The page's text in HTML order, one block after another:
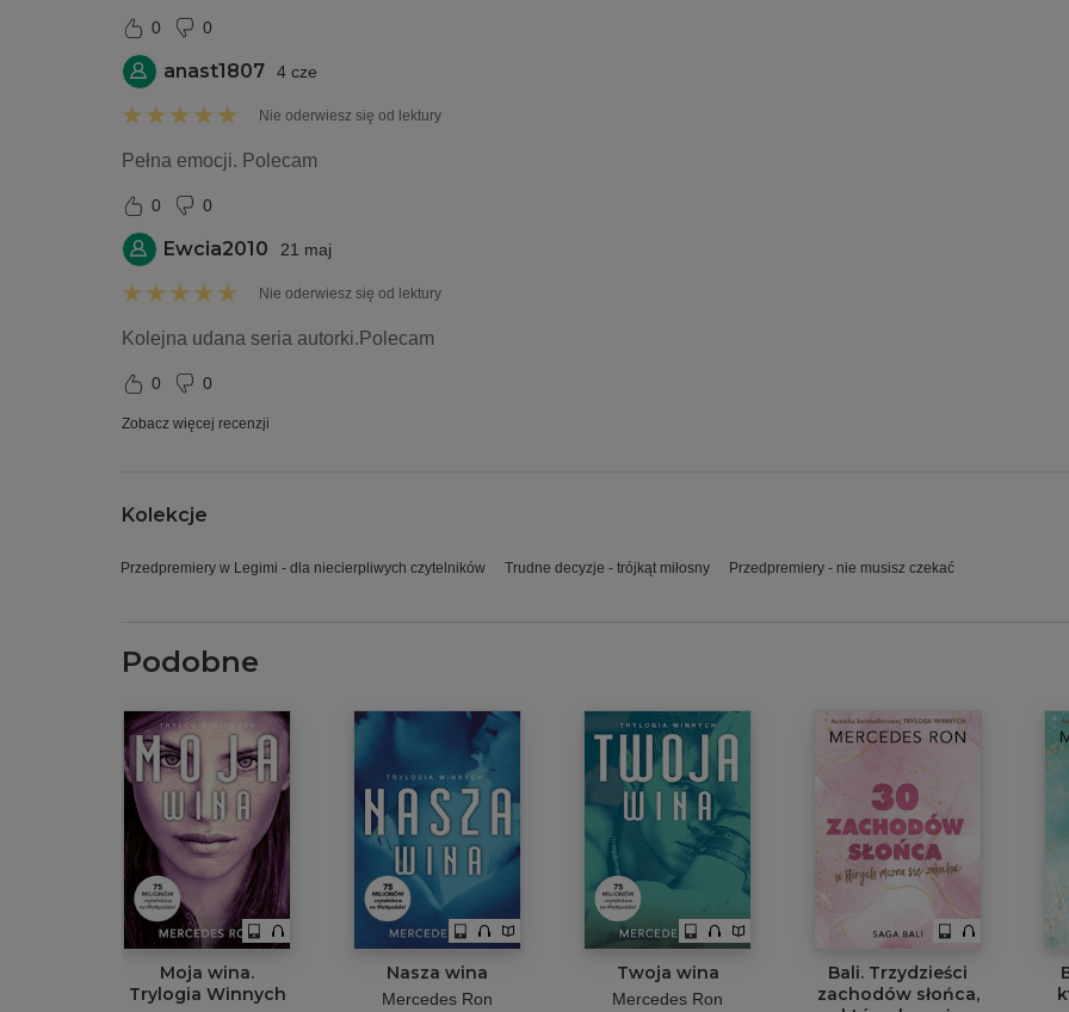
0 0
anast1807 4 cze
Nie oderwiesz się od lektury
Pełna emocji. Polecam
0 0
Ewcia2010 21 maj
Nie oderwiesz się od lektury
Kolejna udana seria autorki.Polecam
0 0
Zobacz więcej recenzji
Kolekcje
Przedpremiery w Legimi - dla niecierpliwych czytelników Trudne decyzje - trójkąt miłosny Przedpremiery - nie musisz czekać
Podobne
Moja wina.
Trylogia Winnych
Nasza wina
Mercedes Ron
Twoja wina
Mercedes Ron
Bali. Trzydzieści
zachodów słońca,